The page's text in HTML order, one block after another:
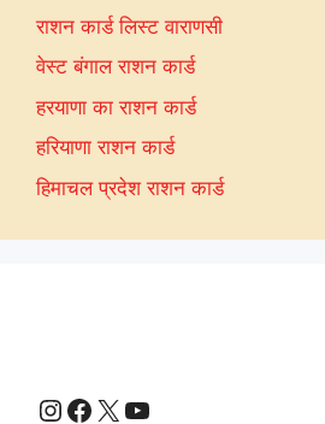
राशन कार्ड लिस्ट वाराणसी
वेस्ट बंगाल राशन कार्ड
हरयाणा का राशन कार्ड
हरियाणा राशन कार्ड
हिमाचल प्रदेश राशन कार्ड
Instagram
Facebook
X YouTube